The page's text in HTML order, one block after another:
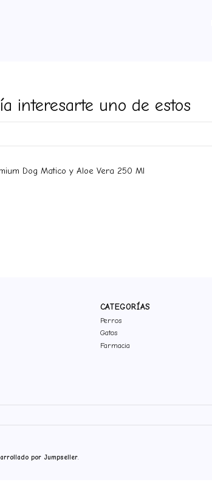
interesarte uno de estos
Dog Matico y Aloe Vera 250 Ml
CATEGORÍAS
Perros
Gatos
Farmacia
por Jumpseller.